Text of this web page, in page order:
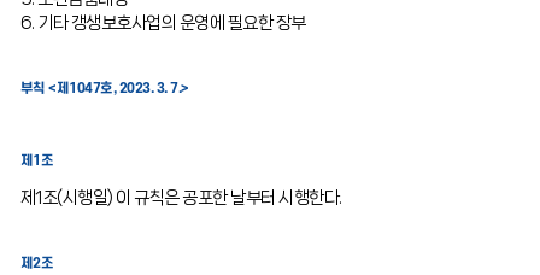
6. 기타 갱생보호사업의 운영에 필요한 장부
부칙 <제1047호, 2023. 3. 7.>
제1조
제1조(시행일) 이 규칙은 공포한 날부터 시행한다.
제2조